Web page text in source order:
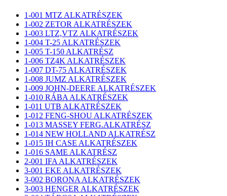
1-001 MTZ ALKATRÉSZEK
1-002 ZETOR ALKATRÉSZEK
1-003 LTZ,VTZ ALKATRÉSZEK
1-004 T-25 ALKATRÉSZEK
1-005 T-150 ALKATRÉSZ
1-006 TZ4K ALKATRÉSZEK
1-007 DT-75 ALKATRÉSZEK
1-008 JUMZ ALKATRÉSZEK
1-009 JOHN-DEERE ALKATRÉSZEK
1-010 RÁBA ALKATRÉSZEK
1-011 UTB ALKATRÉSZEK
1-012 FENG-SHOU ALKATRÉSZEK
1-013 MASSEY FERG.ALKATRÉSZ
1-014 NEW HOLLAND ALKATRÉSZ
1-015 IH CASE ALKATRÉSZEK
1-016 SAME ALKATRÉSZ
2-001 IFA ALKATRÉSZEK
3-001 EKE ALKATRÉSZEK
3-002 BORONA ALKATRÉSZEK
3-003 HENGER ALKATRÉSZEK